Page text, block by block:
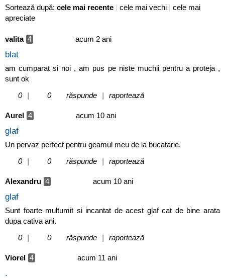
Sortează după: cele mai recente | cele mai vechi | cele mai
apreciate
valita 4 acum 2 ani
blat
am cumparat si noi , am pus pe niste muchii pentru a proteja ,
sunt ok
0
| 0 răspunde | raportează
Aurel 4 acum 10 ani
glaf
Un pervaz perfect pentru geamul meu de la bucatarie.
0
| 0 răspunde | raportează
Alexandru 4 acum 10 ani
glaf
Sunt foarte multumit si incantat de acest glaf cat de bine arata
dupa cativa ani.
0
| 0 răspunde | raportează
Viorel 4 acum 11 ani
.